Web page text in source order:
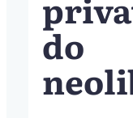
do